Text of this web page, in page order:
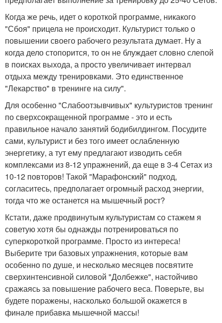
Когда же речь, идет о короткой программе, никакого
"Сбоя" прицела не происходит. Культурист только о
повышении своего рабочего результата думает. Ну а
когда дело стопорится, то он не блуждает словно слепой
в поисках выхода, а просто увеличивает интервал
отдыха между тренировками. Это единственное
"Лекарство" в тренинге на силу".
Для особенно "Слабоотзывчивых" культуристов тренинг
по сверхсокращенной программе - это и есть
правильное начало занятий бодибилдингом. Посудите
сами, культурист и без того имеет ослабленную
энергетику, а тут ему предлагают изводить себя
комплексами из 8-12 упражнений, да еще в 3-4 Сетах из
10-12 повторов! Такой "Марафонский" подход,
согласитесь, предполагает огромный расход энергии,
тогда что же останется на мышечный рост?
Кстати, даже продвинутым культуристам со стажем я
советую хотя бы однажды потренироваться по
суперкороткой программе. Просто из интереса!
Выберите три базовых упражнения, которые вам
особенно по душе, и несколько месяцев посвятите
сверхинтенсивной силовой "Долбежке", настойчиво
сражаясь за повышение рабочего веса. Поверьте, вы
будете поражены, насколько большой окажется в
финале прибавка мышечной массы!